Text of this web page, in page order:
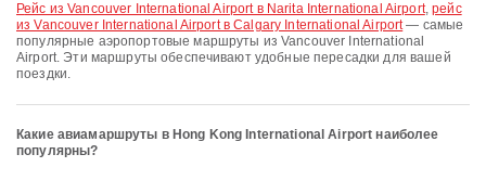
рейс из Vancouver International Airport в Narita International Airport,рейс
из Vancouver International Airport в Calgary International Airport— самые
популярные аэропортовые маршруты из Vancouver International
Airport. Эти маршруты обеспечивают удобные пересадки для вашей
поездки.
Какие авиамаршруты в Hong Kong International Airport наиболее
популярны?